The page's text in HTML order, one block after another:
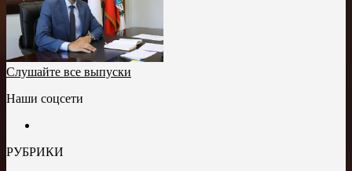
Слушайте все выпуски
Наши соцсети
РУБРИКИ